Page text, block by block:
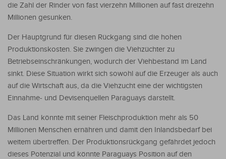
die Zahl der Rinder von fast vierzehn Millionen auf fast dreizehn
Millionen gesunken.
Der Hauptgrund für diesen Rückgang sind die hohen
Produktionskosten. Sie zwingen die Viehzüchter zu
Betriebseinschränkungen, wodurch der Viehbestand im Land
sinkt. Diese Situation wirkt sich sowohl auf die Erzeuger als auch
auf die Wirtschaft aus, da die Viehzucht eine der wichtigsten
Einnahme- und Devisenquellen Paraguays darstellt.
Das Land könnte mit seiner Fleischproduktion mehr als 50
Millionen Menschen ernähren und damit den Inlandsbedarf bei
weitem übertreffen. Der Produktionsrückgang gefährdet jedoch
dieses Potenzial und könnte Paraguays Position auf den